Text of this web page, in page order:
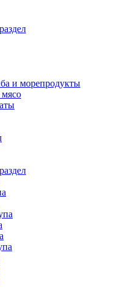
и морепродукты